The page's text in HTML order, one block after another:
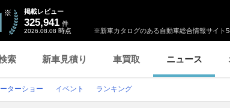
※新車カタログのある自動車総合情報サイト
掲載レビュー
325,941 件
2026.08.08 時点
索 新車見積り 車買取 ニュース
ターショー イベント ランキング